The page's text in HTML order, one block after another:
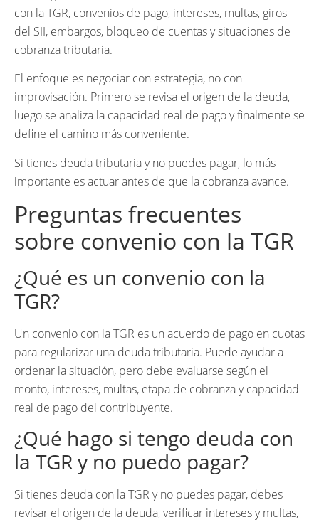
con la TGR, convenios de pago, intereses, multas, giros
del SII, embargos, bloqueo de cuentas y situaciones de
cobranza tributaria.
El enfoque es negociar con estrategia, no con
improvisación. Primero se revisa el origen de la deuda,
luego se analiza la capacidad real de pago y finalmente se
define el camino más conveniente.
Si tienes deuda tributaria y no puedes pagar, lo más
importante es actuar antes de que la cobranza avance.
Preguntas frecuentes
sobre convenio con la TGR
¿Qué es un convenio con la
TGR?
Un convenio con la TGR es un acuerdo de pago en cuotas
para regularizar una deuda tributaria. Puede ayudar a
ordenar la situación, pero debe evaluarse según el
monto, intereses, multas, etapa de cobranza y capacidad
real de pago del contribuyente.
¿Qué hago si tengo deuda con
la TGR y no puedo pagar?
Si tienes deuda con la TGR y no puedes pagar, debes
revisar el origen de la deuda, verificar intereses y multas,